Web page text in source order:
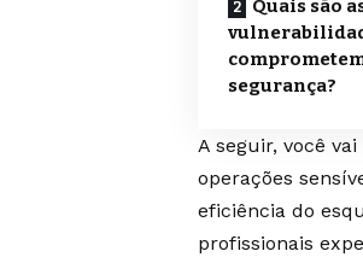
Quais são
segurança?
A seguir, você
operações
eficiência do
profissionais